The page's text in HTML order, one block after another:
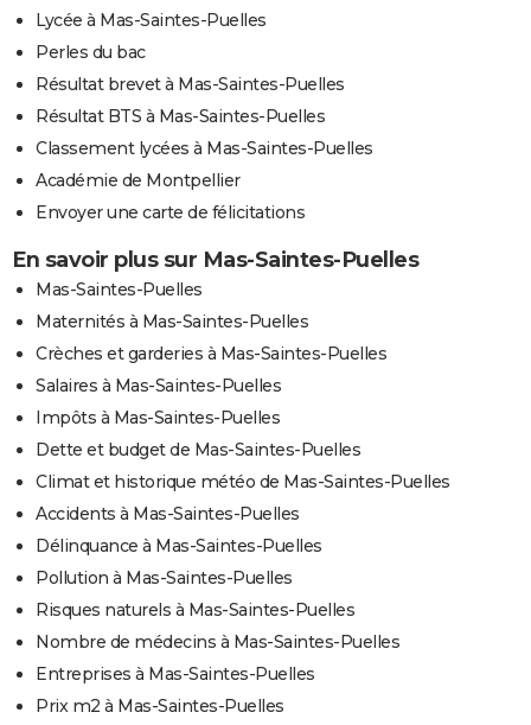
Lycée à Mas-Saintes-Puelles
Perles du bac
Résultat brevet à Mas-Saintes-Puelles
Résultat BTS à Mas-Saintes-Puelles
Classement lycées à Mas-Saintes-Puelles
Académie de Montpellier
Envoyer une carte de félicitations
En savoir plus sur Mas-Saintes-Puelles
Mas-Saintes-Puelles
Maternités à Mas-Saintes-Puelles
Crèches et garderies à Mas-Saintes-Puelles
Salaires à Mas-Saintes-Puelles
Impôts à Mas-Saintes-Puelles
Dette et budget de Mas-Saintes-Puelles
Climat et historique météo de Mas-Saintes-Puelles
Accidents à Mas-Saintes-Puelles
Délinquance à Mas-Saintes-Puelles
Pollution à Mas-Saintes-Puelles
Risques naturels à Mas-Saintes-Puelles
Nombre de médecins à Mas-Saintes-Puelles
Entreprises à Mas-Saintes-Puelles
Prix m2 à Mas-Saintes-Puelles